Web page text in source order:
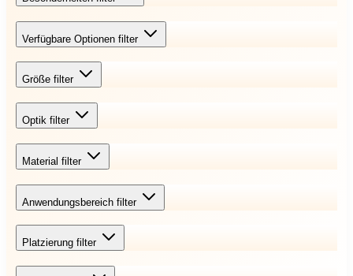
Verfügbare Optionen filter
Größe filter
Optik filter
Material filter
Anwendungsbereich filter
Platzierung filter